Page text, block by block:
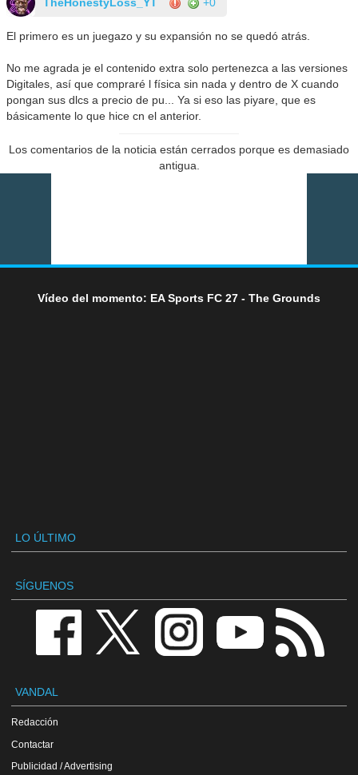
El primero es un juegazo y su expansión no se quedó atrás.
No me agrada je el contenido extra solo pertenezca a las versiones
Digitales, así que compraré l física sin nada y dentro de X cuando
pongan sus dlcs a precio de pu... Ya si eso las piyare, que es
básicamente lo que hice cn el anterior.
Los comentarios de la noticia están cerrados porque es demasiado
antigua.
Vídeo del momento: EA Sports FC 27 - The Grounds
LO ÚLTIMO
SÍGUENOS
VANDAL
Redacción
Contactar
Publicidad / Advertising